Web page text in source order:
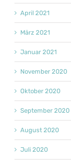
April 2021
März 2021
Januar 2021
November 2020
Oktober 2020
September 2020
August 2020
Juli 2020